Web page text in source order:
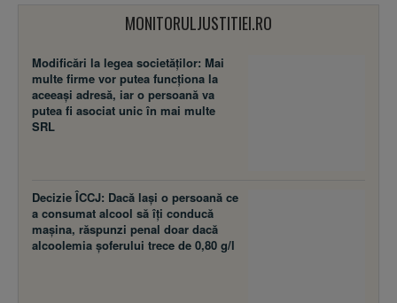
MONITORULJUSTITIEI.RO
Modificări la legea societăţilor: Mai
multe firme vor putea funcţiona la
aceeaşi adresă, iar o persoană va
putea fi asociat unic în mai multe
SRL
Decizie ÎCCJ: Dacă laşi o persoană ce
a consumat alcool să îţi conducă
maşina, răspunzi penal doar dacă
alcoolemia şoferului trece de 0,80 g/l